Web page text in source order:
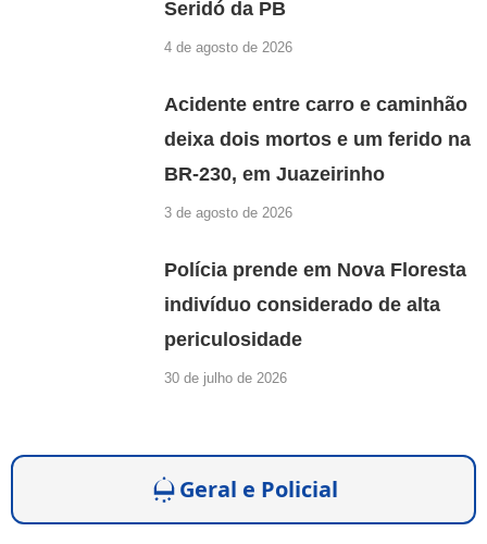
Seridó da PB
4 de agosto de 2026
Acidente entre carro e caminhão
deixa dois mortos e um ferido na
BR-230, em Juazeirinho
3 de agosto de 2026
Polícia prende em Nova Floresta
indivíduo considerado de alta
periculosidade
30 de julho de 2026
Geral e Policial